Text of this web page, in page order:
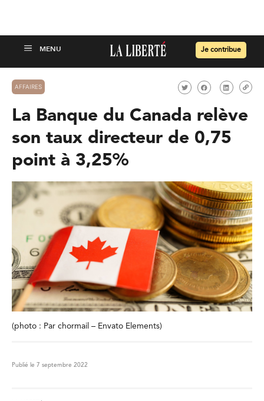
Je contribue
AFFAIRES
La Banque du Canada relève
son taux directeur de 0,75
point à 3,25%
(photo : Par chormail – Envato Elements)
Publié le 7 septembre 2022